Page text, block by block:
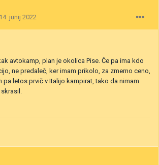
14. junij 2022
avtokamp, plan je okolica Pise. Če pa ima kdo
ne predaleč, ker imam prikolo, za zmerno ceno,
pa letos prvič v Italijo kampirat, tako da nimam
skrasil.